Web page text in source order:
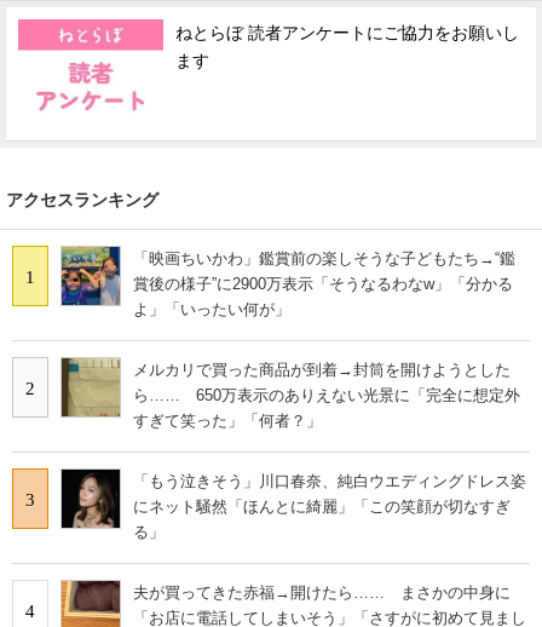
ねとらぼ 読者アンケートにご協力をお願いし
ます
アクセスランキング
1
「映画ちいかわ」鑑賞前の楽しそうな子どもたち→“鑑
賞後の様子”に2900万表示「そうなるわなw」「分かる
よ」「いったい何が」
2
メルカリで買った商品が到着→封筒を開けようとした
ら…… 650万表示のありえない光景に「完全に想定外
すぎて笑った」「何者？」
3
「もう泣きそう」川口春奈、純白ウエディングドレス姿
にネット騒然「ほんとに綺麗」「この笑顔が切なすぎ
る」
4
夫が買ってきた赤福→開けたら…… まさかの中身に
「お店に電話してしまいそう」「さすがに初めて見まし